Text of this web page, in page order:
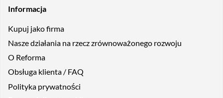
Informacja
Kupuj jako firma
Nasze działania na rzecz zrównoważonego rozwoju
O Reforma
Obsługa klienta / FAQ
Polityka prywatności